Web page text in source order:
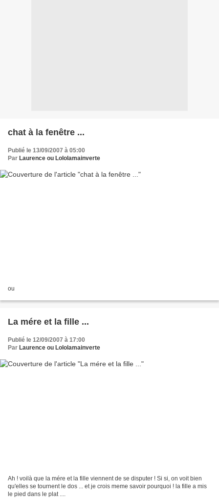
chat à la fenêtre ...
Publié le 13/09/2007 à 05:00
Par Laurence ou Lololamainverte
ou
La mére et la fille ...
Publié le 12/09/2007 à 17:00
Par Laurence ou Lololamainverte
Ah ! voilà que la mére et la fille viennent de se disputer ! Si si, on voit bien
qu'elles se tournent le dos ... et je crois meme savoir pourquoi ! la fille a mis
le pied dans le plat ....